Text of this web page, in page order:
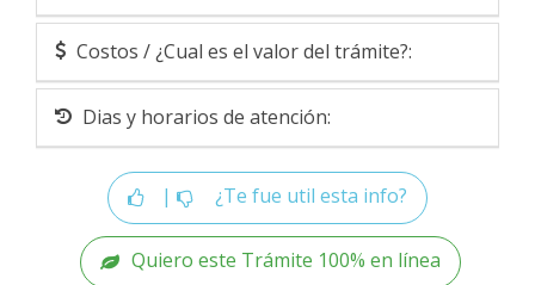
Costos / ¿Cual es el valor del trámite?:
Dias y horarios de atención:
| ¿Te fue util esta info?
Quiero este Trámite 100% en línea